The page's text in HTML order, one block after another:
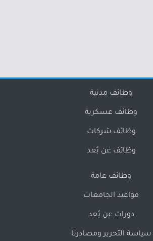
وظائف مدنية
وظائف عسكرية
وظائف شركات
وظائف عن بُعد
وظائف عامة
مواعيد الجامعات
دورات عن بُعد
سياسة التحرير ومصادرنا